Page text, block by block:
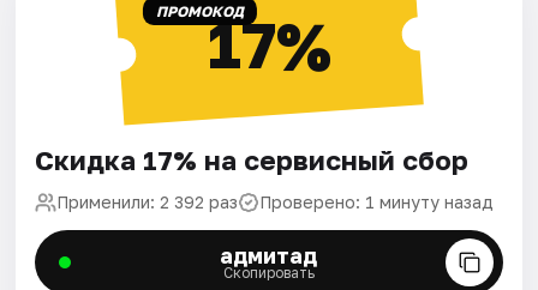
ПРОМОКОД17%
Скидка 17% на сервисный сбор
Применили: 2 392 раз Проверено: 1 минуту назад
адмитад
Скопировать